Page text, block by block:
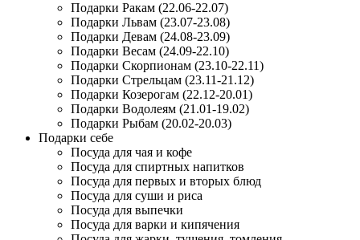
Подарки Ракам (22.06-22.07)
Подарки Львам (23.07-23.08)
Подарки Девам (24.08-23.09)
Подарки Весам (24.09-22.10)
Подарки Скорпионам (23.10-22.11)
Подарки Стрельцам (23.11-21.12)
Подарки Козерогам (22.12-20.01)
Подарки Водолеям (21.01-19.02)
Подарки Рыбам (20.02-20.03)
Подарки себе
Посуда для чая и кофе
Посуда для спиртных напитков
Посуда для первых и вторых блюд
Посуда для суши и риса
Посуда для выпечки
Посуда для варки и кипячения